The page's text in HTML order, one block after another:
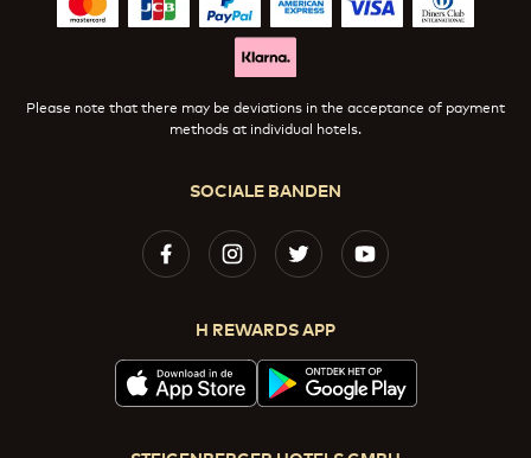
SOCIALE BANDEN
H REWARDS APP
Please note that there may be deviations in the acceptance of payment
methods at individual hotels.